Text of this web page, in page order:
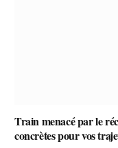
Train menacé par le
concrètes pour vos